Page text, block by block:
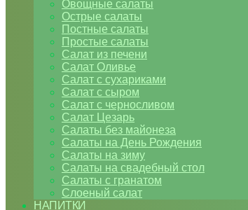
Овощные салаты
Острые салаты
Постные салаты
Простые салаты
Салат из печени
Салат Оливье
Салат с сухариками
Салат с сыром
Салат с черносливом
Салат Цезарь
Салаты без майонеза
Салаты на День Рождения
Салаты на зиму
Салаты на свадебный стол
Салаты с гранатом
Слоеный салат
НАПИТКИ